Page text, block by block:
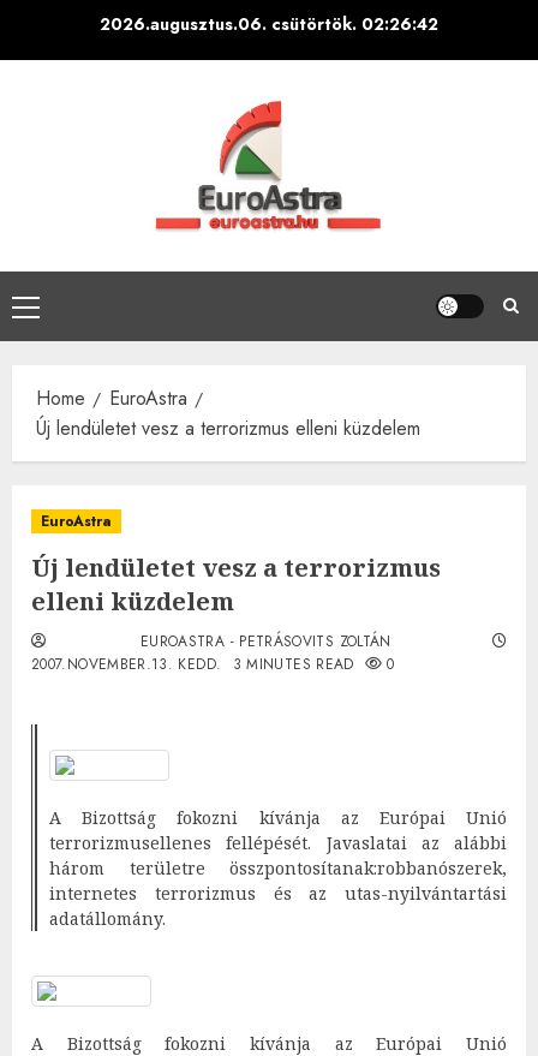
2026.augusztus.06. csütörtök. 02:26:43
Primary
Menu
Home
EuroAstra
Új lendületet vesz a terrorizmus elleni küzdelem
EuroAstra
Új lendületet vesz a terrorizmus
elleni küzdelem
EUROASTRA - PETRÁSOVITS ZOLTÁN
2007.NOVEMBER.13. KEDD.
3 MINUTES READ 0
A Bizottság fokozni kívánja az Európai Unió
terrorizmusellenes fellépését. Javaslatai az alábbi
három területre összpontosítanak:robbanószerek,
internetes terrorizmus és az utas-nyilvántartási
adatállomány.
A Bizottság fokozni kívánja az Európai Unió